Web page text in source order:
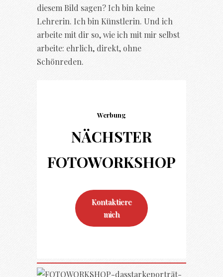
diesem Bild sagen? Ich bin keine
Lehrerin. Ich bin Künstlerin. Und ich
arbeite mit dir so, wie ich mit mir selbst
arbeite: ehrlich, direkt, ohne
Schönreden.
Werbung
NÄCHSTER
FOTOWORKSHOP
Kontaktiere
mich